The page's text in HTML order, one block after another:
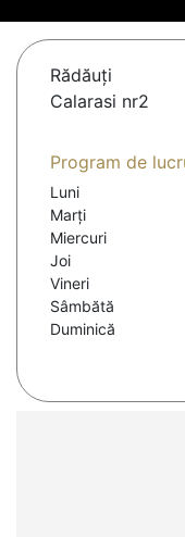
Rădăuţi
Calarasi nr2
Program de
Luni
Marți
Miercuri
Joi
Vineri
Sâmbătă
Duminică